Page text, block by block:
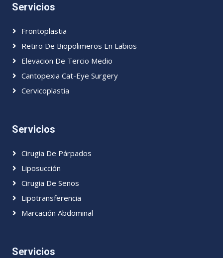
Servicios
Frontoplastia
Retiro De Biopolimeros En Labios
Elevacion De Tercio Medio
Cantopexia Cat-Eye Surgery
Cervicoplastia
Servicios
Cirugia De Párpados
Liposucción
Cirugia De Senos
Lipotransferencia
Marcación Abdominal
Servicios